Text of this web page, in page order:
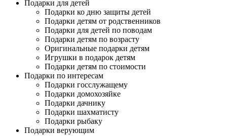
Подарки для детей
Подарки ко дню защиты детей
Подарки детям от родственников
Подарки для детей по поводам
Подарки детям по возрасту
Оригинальные подарки детям
Игрушки в подарок детям
Подарки детям по стоимости
Подарки по интересам
Подарки госслужащему
Подарки домохозяйке
Подарки дачнику
Подарки шахматисту
Подарки рыбаку
Подарки верующим